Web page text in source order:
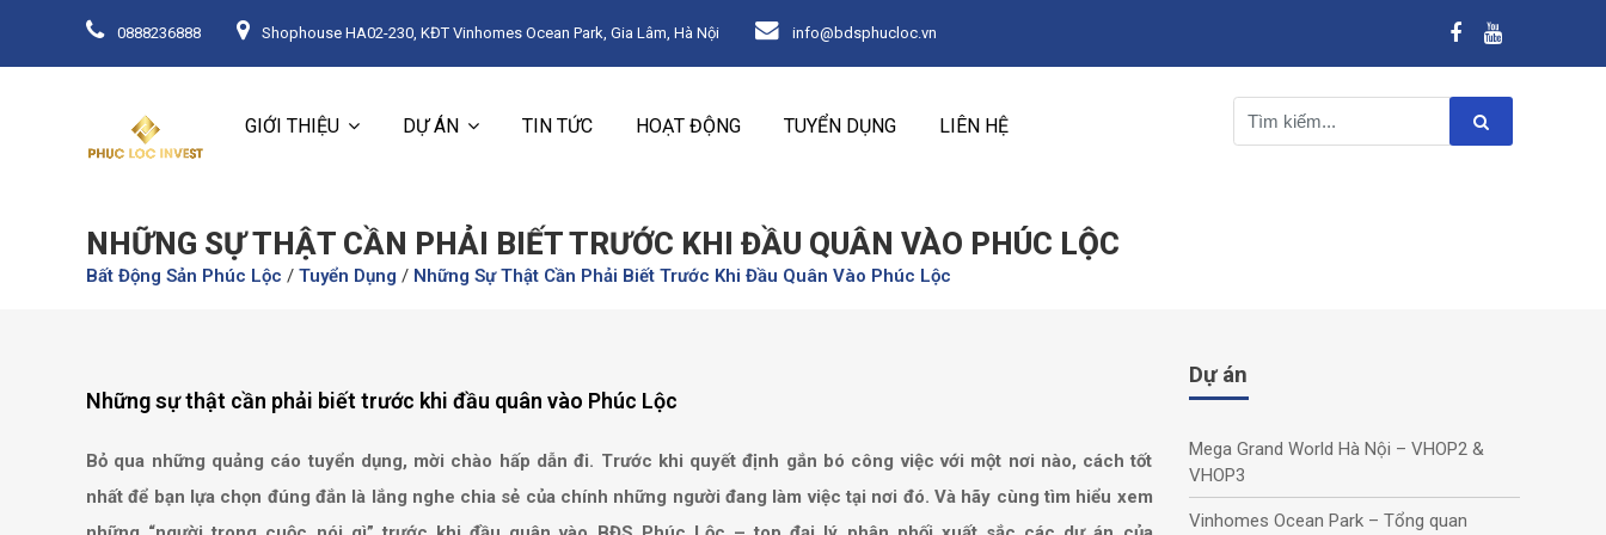
0888236888 Shophouse HA02-230, KĐT Vinhomes Ocean Park, Gia Lâm, Hà Nội info@bdsphucloc.vn
GIỚI THIỆU DỰ ÁN TIN TỨC HOẠT ĐỘNG TUYỂN DỤNG LIÊN HỆ
NHỮNG SỰ THẬT CẦN PHẢI BIẾT TRƯỚC KHI ĐẦU QUÂN VÀO PHÚC LỘC
Bất Động Sản Phúc Lộc / Tuyển Dụng / Những Sự Thật Cần Phải Biết Trước Khi Đầu Quân Vào Phúc Lộc
Những sự thật cần phải biết trước khi đầu quân vào Phúc Lộc
Bỏ qua những quảng cáo tuyển dụng, mời chào hấp dẫn đi. Trước khi quyết định gắn bó công việc với một nơi nào, cách tốt
nhất để bạn lựa chọn đúng đắn là lắng nghe chia sẻ của chính những người đang làm việc tại nơi đó. Và hãy cùng tìm hiểu xem
Dự án
Mega Grand World Hà Nội – VHOP2 &
VHOP3
Vinhomes Ocean Park – Tổng quan